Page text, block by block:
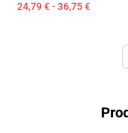
24,79 € - 36,75 €